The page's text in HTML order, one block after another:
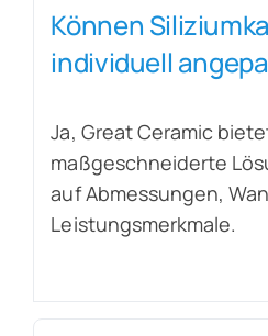
Können
individuell
Ja, Great Ceramic
maßgeschneiderte
auf Abmessungen,
Leistungsmerkmale.